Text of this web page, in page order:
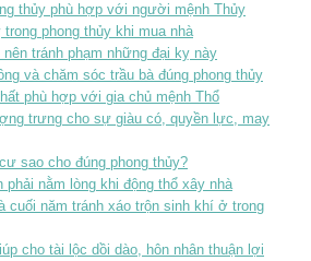
thủy phù hợp với người mệnh Thủy
phong thủy khi mua nhà
tránh phạm những đại kỵ này
và chăm sóc trầu bà đúng phong thủy
phù hợp với gia chủ mệnh Thổ
trưng cho sự giàu có, quyền lực, may
sao cho đúng phong thủy?
phải nằm lòng khi động thổ xây nhà
cuối năm tránh xáo trộn sinh khí ở trong
cho tài lộc dồi dào, hôn nhân thuận lợi